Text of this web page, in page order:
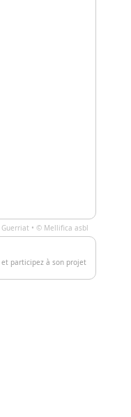
• © Mellifica asbl
participez à son projet